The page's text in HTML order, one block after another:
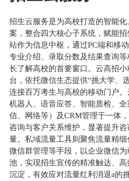
餐饮管理系统
人事管理系统
出国留学管理平台
就业综合服务平台
支撑平台
数据中台
统一身份认证
其他
工会提案管理系统
公司快讯
服务支持
关于我们
招生云服务是为高校打造的智能
案，整合四大核心子系统，赋能
站作为信息中枢，通过PC端和移
专业介绍、录取分数及结果查询
长了解高校的首要窗口。云高招
台，依托微信生态提供“挑大学、
连接百万考生与高校的移动门户
机器人、语音应答、智能质检、
信、网络等）及CRM管理于一体
咨询与客户关系维护，显著提升
量。私域流量工具则聚焦流量精
微信群管理等手段，以企业微信
池，实现招生宣传的精准触达、
沉淀，有效应对流量红利消退a的